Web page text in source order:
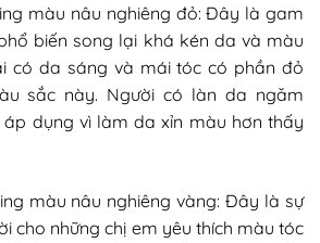
màu nâu nghiêng đỏ: Đây là gam
biến song lại khá kén da và màu
có da sáng và mái tóc có phần đỏ
sắc này. Người có làn da ngăm
dụng vì làm da xỉn màu hơn thấy
màu nâu nghiêng vàng: Đây là sự
cho những chị em yêu thích màu tóc